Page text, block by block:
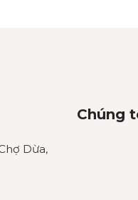
Dừa,
Chúng